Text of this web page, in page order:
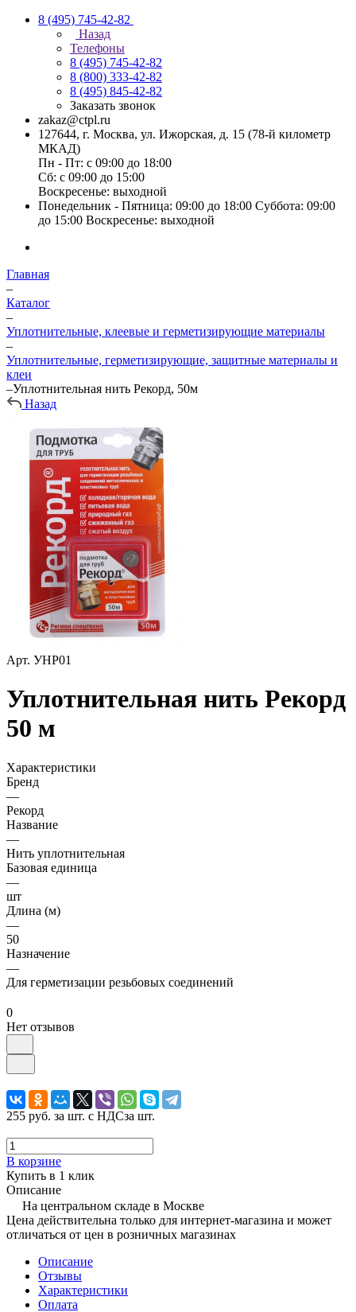
8 (495) 745-42-82
Назад
Телефоны
8 (495) 745-42-82
8 (800) 333-42-82
8 (495) 845-42-82
Заказать звонок
zakaz@ctpl.ru
127644, г. Москва, ул. Ижорская, д. 15 (78-й километр
МКАД)
Пн - Пт: с 09:00 до 18:00
Сб: с 09:00 до 15:00
Воскресенье: выходной
Понедельник - Пятница: 09:00 до 18:00 Суббота: 09:00
до 15:00 Воскресенье: выходной
Главная
–
Каталог
–
Уплотнительные, клеевые и герметизирующие материалы
–
Уплотнительные, герметизирующие, защитные материалы и
клеи
–Уплотнительная нить Рекорд, 50м
Назад
Арт. УНР01
Уплотнительная нить Рекорд
50 м
Характеристики
Бренд
—
Рекорд
Название
—
Нить уплотнительная
Базовая единица
—
шт
Длина (м)
—
50
Назначение
—
Для герметизации резьбовых соединений
0
Нет отзывов
255 руб. за шт. с НДСза шт.
В корзине
Купить в 1 клик
Описание
На центральном складе в Москве
Цена действительна только для интернет-магазина и может
отличаться от цен в розничных магазинах
Описание
Отзывы
Характеристики
Оплата